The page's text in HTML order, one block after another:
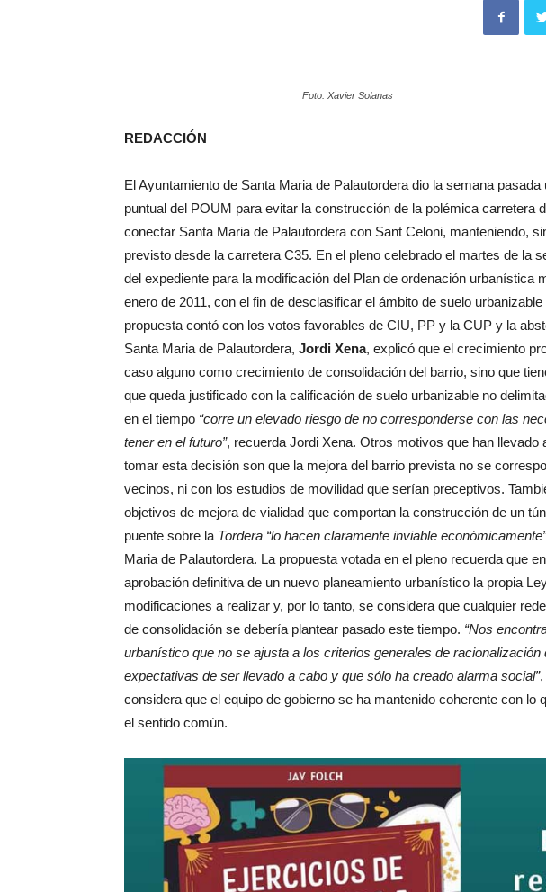
Foto: Xavier Solanas
REDACCIÓN
El Ayuntamiento de Santa Maria de Palautordera dio la semana
puntual del POUM para evitar la construcción de la polémica carretera
conectar Santa Maria de Palautordera con Sant Celoni, manteniendo,
previsto desde la carretera C35. En el pleno celebrado el martes de la
del expediente para la modificación del Plan de ordenación urbanística
enero de 2011, con el fin de desclasificar el ámbito de suelo
propuesta contó con los votos favorables de CIU, PP y la CUP y la
Santa Maria de Palautordera, Jordi Xena, explicó que el crecimiento
caso alguno como crecimiento de consolidación del barrio, sino que
que queda justificado con la calificación de suelo urbanizable no
en el tiempo “corre un elevado riesgo de no corresponderse con las
tener en el futuro”, recuerda Jordi Xena. Otros motivos que han llevado
tomar esta decisión son que la mejora del barrio prevista no se
vecinos, ni con los estudios de movilidad que serían preceptivos.
objetivos de mejora de vialidad que comportan la construcción de un
puente sobre la Tordera “lo hacen claramente inviable económicamente”
Maria de Palautordera. La propuesta votada en el pleno recuerda que
aprobación definitiva de un nuevo planeamiento urbanístico la propia
modificaciones a realizar y, por lo tanto, se considera que cualquier
de consolidación se debería plantear pasado este tiempo. “Nos
urbanístico que no se ajusta a los criterios generales de
expectativas de ser llevado a cabo y que sólo ha creado alarma social”,
considera que el equipo de gobierno se ha mantenido coherente con lo
el sentido común.